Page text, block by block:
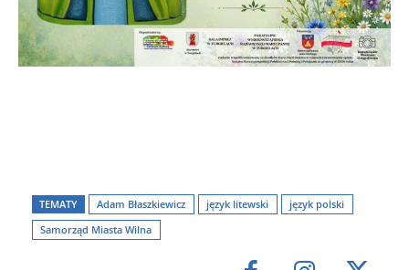
TEMATY Adam Błaszkiewicz język litewski
język polski
Samorząd Miasta Wilna